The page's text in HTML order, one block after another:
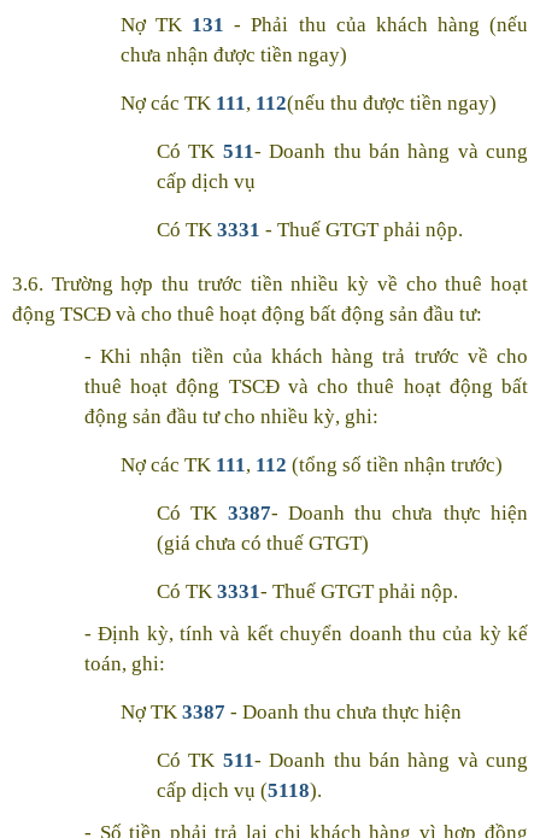
Nợ TK 131 - Phải thu của khách hàng (nếu
chưa nhận được tiền ngay)
Nợ các TK 111, 112(nếu thu được tiền ngay)
Có TK 511- Doanh thu bán hàng và cung
cấp dịch vụ
Có TK 3331 - Thuế GTGT phải nộp.
3.6. Trường hợp thu trước tiền nhiều kỳ về cho thuê hoạt
động TSCĐ và cho thuê hoạt động bất động sản đầu tư:
- Khi nhận tiền của khách hàng trả trước về cho
thuê hoạt động TSCĐ và cho thuê hoạt động bất
động sản đầu tư cho nhiều kỳ, ghi:
Nợ các TK 111, 112 (tổng số tiền nhận trước)
Có TK 3387- Doanh thu chưa thực hiện
(giá chưa có thuế GTGT)
Có TK 3331- Thuế GTGT phải nộp.
- Định kỳ, tính và kết chuyển doanh thu của kỳ kế
toán, ghi:
Nợ TK 3387 - Doanh thu chưa thực hiện
Có TK 511- Doanh thu bán hàng và cung
cấp dịch vụ (5118).
- Số tiền phải trả lại chi khách hàng vì hợp đồng